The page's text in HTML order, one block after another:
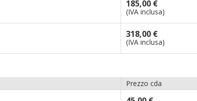
185,00 €
(IVA inclusa)
318,00 €
(IVA inclusa)
Prezzo cda